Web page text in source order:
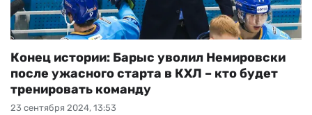
23 сентября 2024, 13:53
Конец истории: Барыс уволил Немировски
после ужасного старта в КХЛ – кто будет
тренировать команду